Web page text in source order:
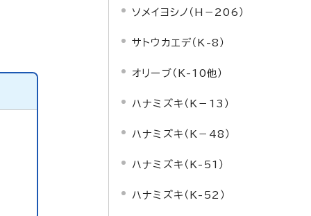
ソメイヨシノ（H－206）
サトウカエデ（K-8）
オリーブ（K-10他）
ハナミズキ（K－13）
ハナミズキ（K－48）
ハナミズキ（K-51）
ハナミズキ（K-52）